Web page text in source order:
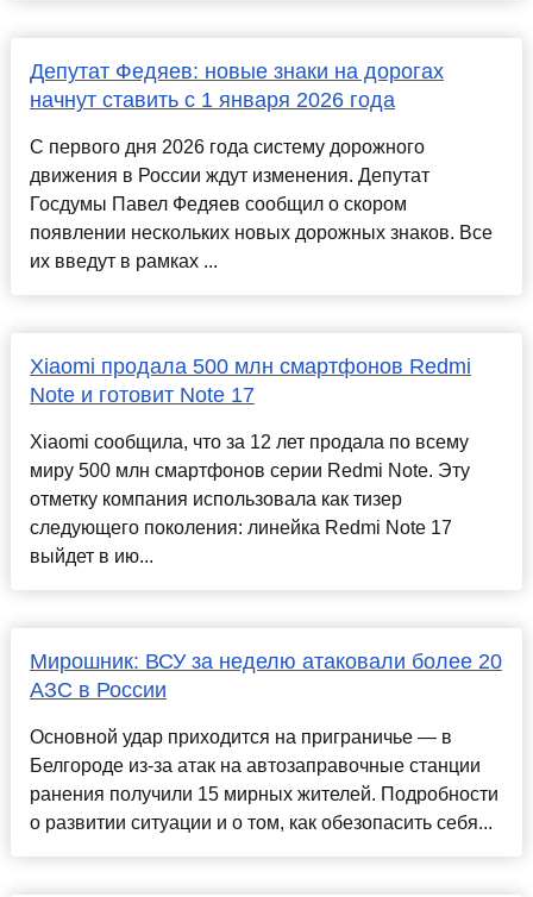
Депутат Федяев: новые знаки на дорогах
начнут ставить с 1 января 2026 года
С первого дня 2026 года систему дорожного
движения в России ждут изменения. Депутат
Госдумы Павел Федяев сообщил о скором
появлении нескольких новых дорожных знаков. Все
их введут в рамках ...
Xiaomi продала 500 млн смартфонов Redmi
Note и готовит Note 17
Xiaomi сообщила, что за 12 лет продала по всему
миру 500 млн смартфонов серии Redmi Note. Эту
отметку компания использовала как тизер
следующего поколения: линейка Redmi Note 17
выйдет в ию...
Мирошник: ВСУ за неделю атаковали более 20
АЗС в России
Основной удар приходится на приграничье — в
Белгороде из-за атак на автозаправочные станции
ранения получили 15 мирных жителей. Подробности
о развитии ситуации и о том, как обезопасить себя...